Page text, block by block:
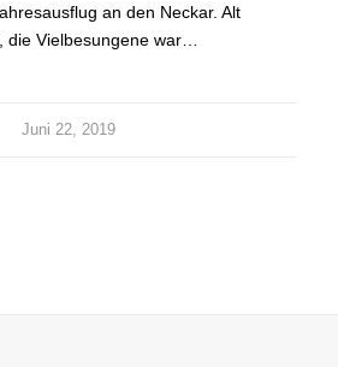
an den Neckar. Alt
die Vielbesungene war…
Juni 22, 2019